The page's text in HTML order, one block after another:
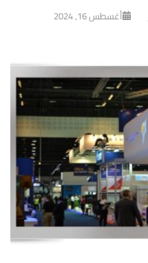
أغسطس 16, 2024